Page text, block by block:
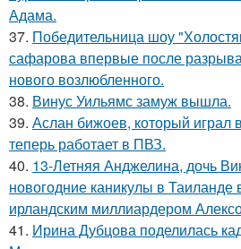
Адама.
37. Победительница шоу
сафарова впервые после
нового возлюбленного.
38. Винус Уильямс замуж вышла.
39. Аслан бижоев, который
теперь работает в ПВЗ.
40. 13-Летняя Анджелина, дочь
новогодние каникулы в Таиланде
ирландским миллиардером
41. Ирина Дубцова поделилась